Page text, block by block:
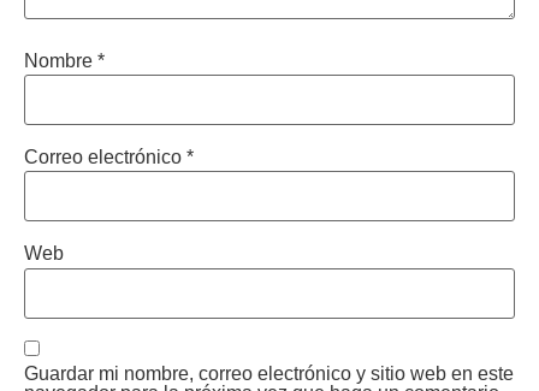
Nombre *
Correo electrónico *
Web
Guardar mi nombre, correo electrónico y sitio web en este